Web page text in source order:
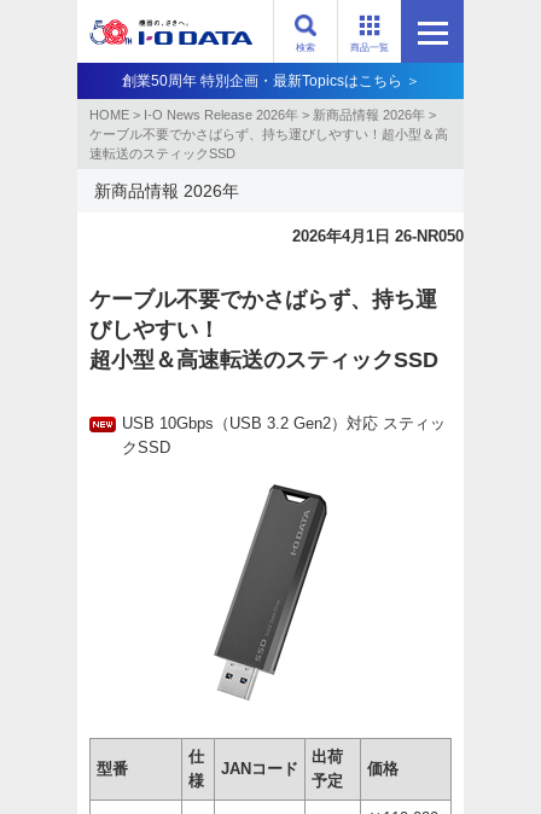
商品一覧
検索
創業50周年 特別企画・最新Topicsはこちら ＞
HOME > I-O News Release 2026年 > 新商品情報 2026年 >
ケーブル不要でかさばらず、持ち運びしやすい！超小型＆高
速転送のスティックSSD
新商品情報 2026年
2026年4月1日 26-NR050
ケーブル不要でかさばらず、持ち運
びしやすい！
超小型＆高速転送のスティックSSD
USB 10Gbps（USB 3.2 Gen2）対応 スティッ
クSSD
型番
仕
様
JANコード
出荷
予定
価格